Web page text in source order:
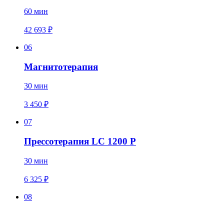
60 мин
42 693 ₽
06
Магнитотерапия
30 мин
3 450 ₽
07
Прессотерапия LC 1200 P
30 мин
6 325 ₽
08